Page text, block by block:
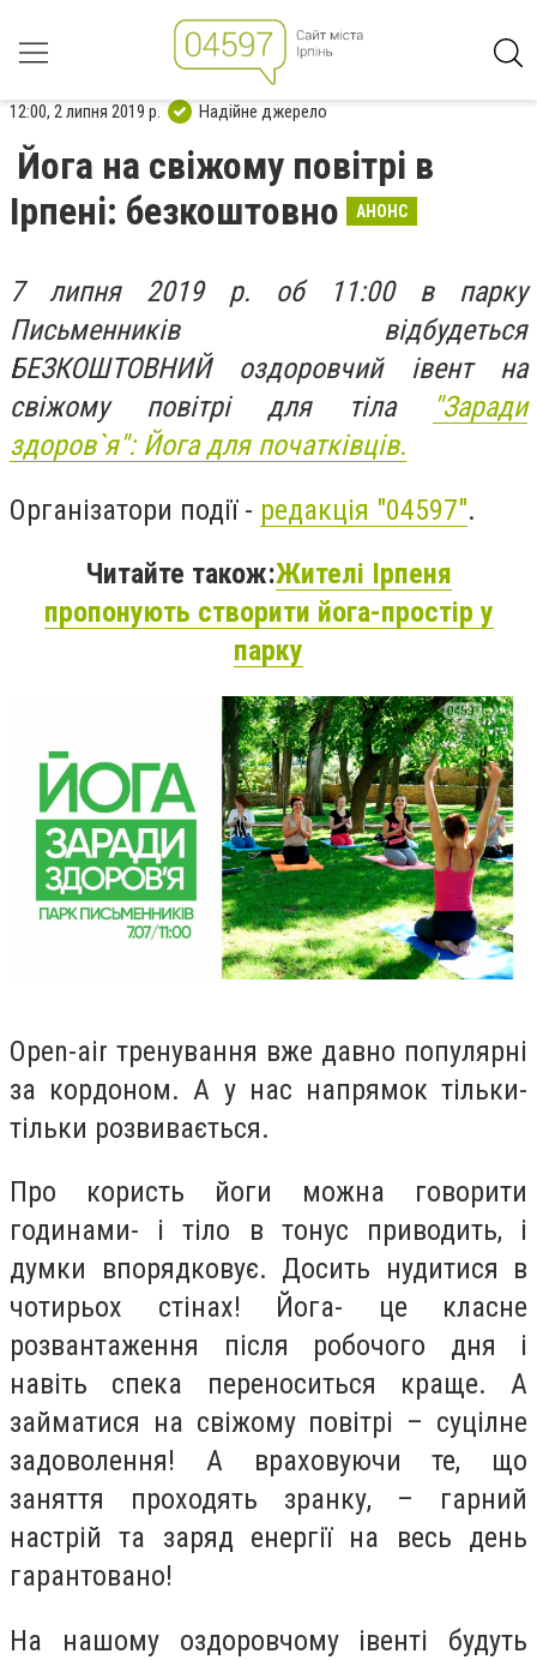
12:00, 2 липня 2019 р. Надійне джерело
Йога на свіжому повітрі в
Ірпені: безкоштовно
АНОНС
7 липня 2019 р. об 11:00 в парку
Письменників відбудеться
БЕЗКОШТОВНИЙ оздоровчий івент на
свіжому повітрі для тіла
"Заради
здоров`я": Йога для початківців.
Організатори події - редакція "04597".
Читайте також:Жителі Ірпеня
пропонують створити йога-простір у
парку
Open-air тренування вже давно популярні
за кордоном. А у нас напрямок тільки-
тільки розвивається.
Про користь йоги можна говорити
годинами- і тіло в тонус приводить, і
думки впорядковує. Досить нудитися в
чотирьох стінах! Йога- це класне
розвантаження після робочого дня і
навіть спека переноситься краще. А
займатися на свіжому повітрі – суцілне
задоволення! А враховуючи те, що
заняття проходять зранку, – гарний
настрій та заряд енергії на весь день
гарантовано!
На нашому оздоровчому івенті будуть